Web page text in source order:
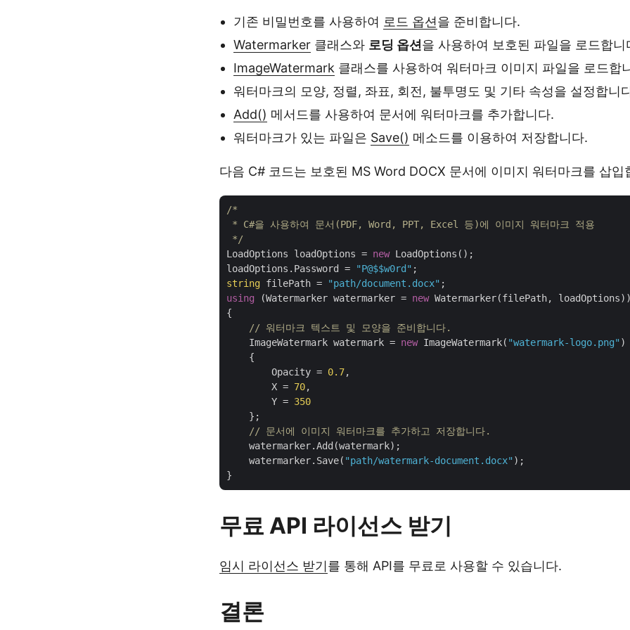
기존 비밀번호를 사용하여 로드 옵션을 준비합니다.
Watermarker 클래스와 로딩 옵션 을 사용하여 보호된 파일을 로드합니
ImageWatermark 클래스를 사용하여 워터마크 이미지 파일을 로드합
워터마크의 모양, 정렬, 좌표, 회전, 불투명도 및 기타 속성을 설정합니
Add() 메서드를 사용하여 문서에 워터마크를 추가합니다.
워터마크가 있는 파일은 Save() 메소드를 이용하여 저장합니다.
다음 C# 코드는 보호된 MS Word DOCX 문서에 이미지 워터마크를 삽입
/*
* C#을 사용하여 문서(PDF, Word, PPT, Excel 등)에 이미지 워터마크 적용
*/
LoadOptions loadOptions = new LoadOptions();
loadOptions.Password =
"P@$$w0rd"
string filePath = "path/document.docx"
using (Watermarker watermarker = new Watermarker(filePath, loadOptions))
{
// 워터마크 텍스트 및 모양을 준비합니다.
    ImageWatermark watermark =
new ImageWatermark( "watermark-logo.png" )
    {
        Opacity =
0.7,
        X =
70,
        Y =
350
    };
// 문서에 이미지 워터마크를 추가하고 저장합니다.
    watermarker.Add(watermark);
    watermarker.Save(
"path/watermark-document.docx" );
무료 API 라이선스 받기
임시 라이선스 받기를 통해 API를 무료로 사용할 수 있습니다.
결론